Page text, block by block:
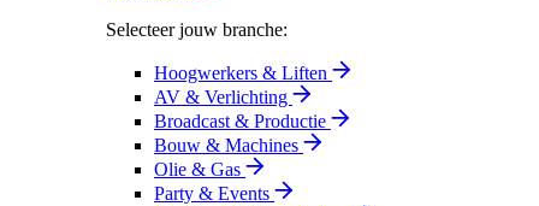
Selecteer jouw branche:
Hoogwerkers & Liften
AV & Verlichting
Broadcast & Productie
Bouw & Machines
Olie & Gas
Party & Events